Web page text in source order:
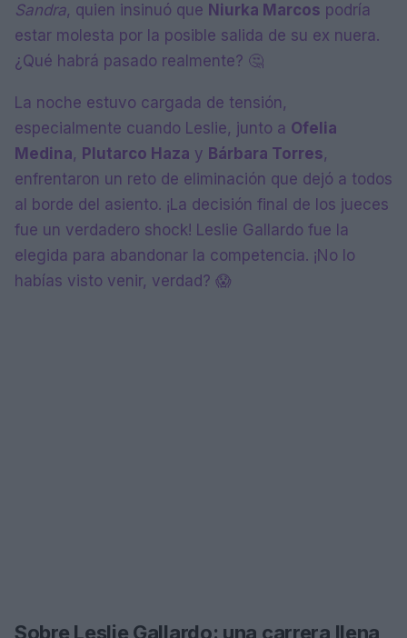
Sandra, quien insinuó que Niurka Marcos podría
estar molesta por la posible salida de su ex nuera.
¿Qué habrá pasado realmente? 🤔
La noche estuvo cargada de tensión,
especialmente cuando Leslie, junto a Ofelia
Medina, Plutarco Haza y Bárbara Torres,
enfrentaron un reto de eliminación que dejó a todos
al borde del asiento. ¡La decisión final de los jueces
fue un verdadero shock! Leslie Gallardo fue la
elegida para abandonar la competencia. ¡No lo
habías visto venir, verdad? 😱
Sobre Leslie Gallardo: una carrera llena